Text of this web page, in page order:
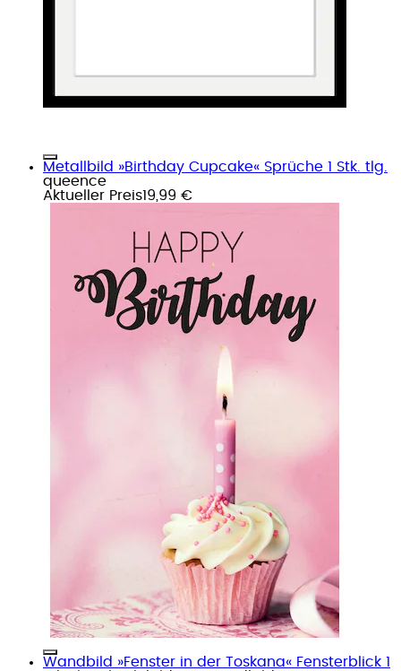
Metallbild »Birthday Cupcake« Sprüche 1 Stk. tlg.
queence
Aktueller Preis19,99 €
Wandbild »Fenster in der Toskana« Fensterblick 1